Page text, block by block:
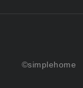
©simplehome